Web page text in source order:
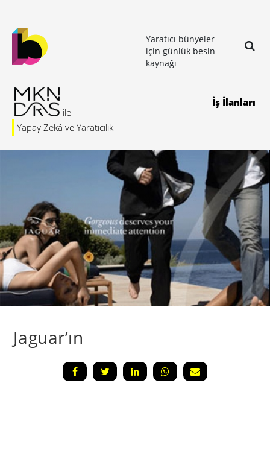
Yaratıcı bünyeler
için günlük besin
kaynağı
Yapay Zekâ ve Yaratıcılık
İş İlanları
Jaguar’ın